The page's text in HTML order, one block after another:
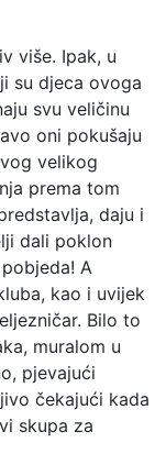
više. Ipak, u
su djeca ovoga
svu veličinu
oni pokušaju
velikog
prema tom
daju i
dali poklon
A
kao i uvijek
Bilo to
muralom u
pjevajući
čekajući kada
skupa za